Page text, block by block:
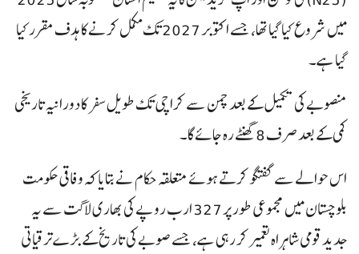
میں شروع کیا گیا تھا، جسے اکتوبر 2027 تک مکمل کرنے کا ہدف مقرر کیا
گیا ہے۔
منصوبے کی تکمیل کے بعد چمن سے کراچی تک طویل سفر کا دورانیہ تاریخی
کمی کے بعد صرف 8 گھنٹے رہ جائے گا۔
اس حوالے سے گفتگو کرتے ہوئے متعلقہ حکام نے بتایا کہ وفاقی حکومت
بلوچستان میں مجموعی طور پر 327 ارب روپے کی بھاری لاگت سے یہ
جدید قومی شاہراہ تعمیر کر رہی ہے، جسے صوبے کی تاریخ کے بڑے ترقیاتی